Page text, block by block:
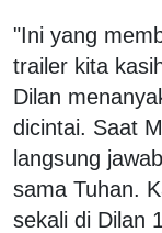
"Ini yang
trailer kita
Dilan
dicintai. Saat
langsung
sama Tuhan.
sekali di Dilan